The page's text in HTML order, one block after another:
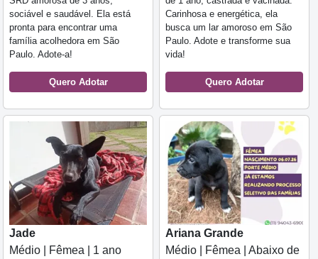
sociável e saudável. Ela está
pronta para encontrar uma
família acolhedora em São
Paulo. Adote-a!
Quero Adotar
Carinhosa e energética, ela
busca um lar amoroso em São
Paulo. Adote e transforme sua
vida!
Quero Adotar
Jade
Médio | Fêmea | 1 ano
Ariana Grande
Médio | Fêmea | Abaixo de